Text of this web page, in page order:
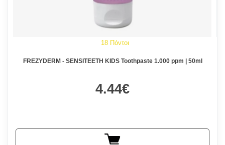
18 Πόντοι
FREZYDERM - SENSITEETH KIDS Toothpaste 1.000 ppm | 50ml
4.44€